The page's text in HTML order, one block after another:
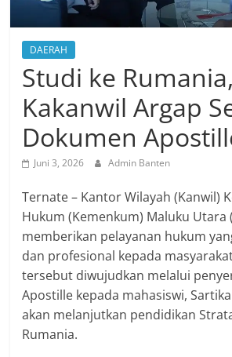
DAERAH
Studi ke Rumania,
Kakanwil Argap
Dokumen
Juni 3, 2026 Admin Banten
Ternate – Kantor Wilayah (Kanwil)
Hukum (Kemenkum) Maluku Utara
memberikan pelayanan hukum
dan profesional kepada
tersebut diwujudkan melalui
Apostille kepada mahasiswi,
akan melanjutkan pendidikan
Rumania.